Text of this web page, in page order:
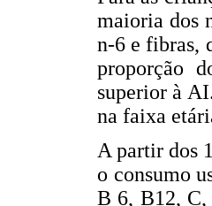
maioria dos
n-6 e fibras,
proporção
superior à
na faixa
A partir dos
o consumo
B 6, B12, C,